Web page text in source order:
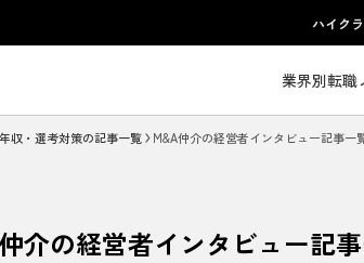
ハイク
業界別転職
収・選考対策の記事一覧 M&A仲介の経営者インタビュー記事一
介の経営者インタビュー記